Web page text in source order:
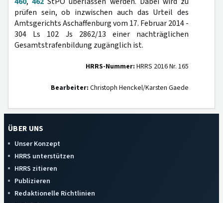
prüfen sein, ob inzwischen auch das Urteil des
Amtsgerichts Aschaffenburg vom 17. Februar 2014 -
304 Ls 102 Js 2862/13 einer nachträglichen
Gesamtstrafenbildung zugänglich ist.
HRRS-Nummer: HRRS 2016 Nr. 165
Bearbeiter: Christoph Henckel/Karsten Gaede
ÜBER UNS
Unser Konzept
HRRS unterstützen
HRRS zitieren
Publizieren
Redaktionelle Richtlinien